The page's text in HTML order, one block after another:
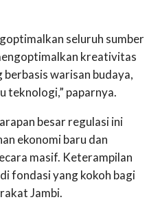
seluruh sumber
kreativitas
berbasis warisan budaya,
teknologi,” paparnya.
besar regulasi ini
ekonomi baru dan
masif. Keterampilan
fondasi yang kokoh bagi
Jambi.